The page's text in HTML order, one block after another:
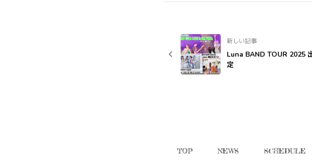
新しい記事
Luna BAND TOUR 2025
定
TOP NEWS SCHEDULE